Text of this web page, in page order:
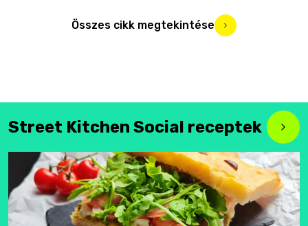
Összes cikk megtekintése
Street Kitchen Social receptek